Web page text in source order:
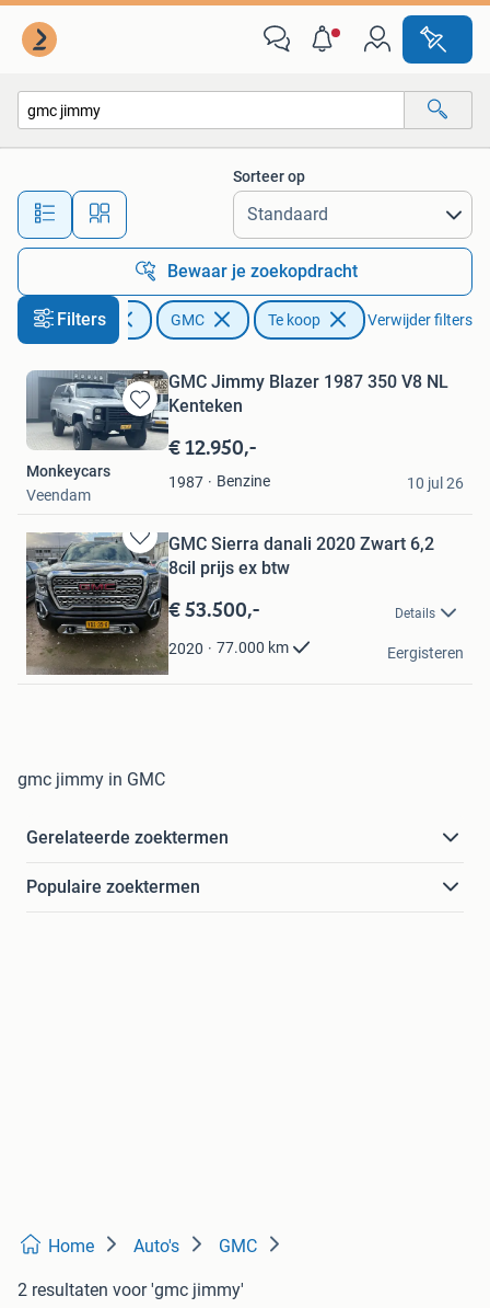
Alle afstanden…
Sorteer op
Bewaar je zoekopdracht
Filters
Auto's GMC Te koop Verwijder filters
Bewaren
in
Favorieten
GMC Jimmy Blazer 1987 350 V8 NL
Kenteken
€ 12.950,-
1987 Benzine
Monkeycars
Veendam
10 jul 26
Bewaren
in
Mijn
Favorieten
GMC Sierra danali 2020 Zwart 6,2
8cil prijs ex btw
€ 53.500,- Details
2020 77.000 km
Maenen.
Valkenswaard
Eergisteren
gmc jimmy in GMC
Gerelateerde zoektermen
Populaire zoektermen
Home Auto's GMC
2 resultaten voor 'gmc jimmy'